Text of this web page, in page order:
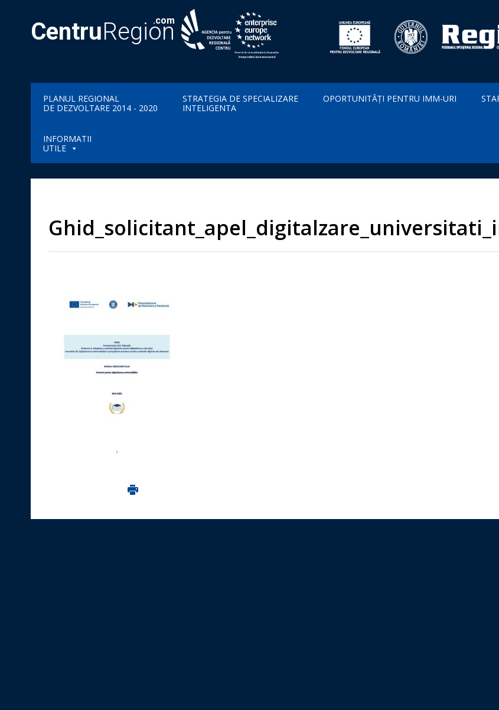
CentruRegion
.com
PLANUL REGIONAL
DE DEZVOLTARE 2014 - 2020
STRATEGIA DE SPECIALIZARE
INTELIGENTA
OPORTUNITĂȚI PENTRU IMM-URI
INFORMATII
UTILE
Imprima aceasta pagina